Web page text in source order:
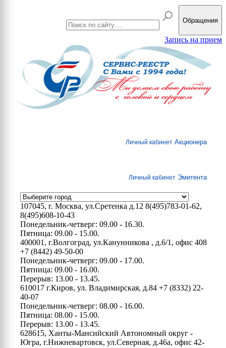
Обращения
Запись на прием
Личный кабинет Акционера
Личный кабинет Эмитента
107045, г. Москва, ул.Сретенка д.12 8(495)783-01-62,
8(495)608-10-43
Понедельник-четверг: 09.00 - 16.30.
Пятница: 09.00 - 15.00.
400001, г.Волгоград, ул.Канунникова , д.6/1, офис 408
+7 (8442) 49-50-00
Понедельник-четверг: 09.00 - 17.00.
Пятница: 09.00 - 16.00.
Перерыв: 13.00 - 13.45.
610017 г.Киров, ул. Владимирская, д.84 +7 (8332) 22-
40-07
Понедельник-четверг: 08.00 - 16.00.
Пятница: 08.00 - 15.00.
Перерыв: 13.00 - 13.45.
628615, Ханты-Мансийский Автономный округ -
Югра, г.Нижневартовск, ул.Северная, д.46а, офис 42-